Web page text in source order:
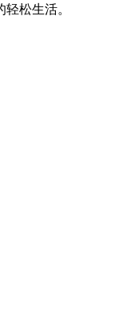
松生活。